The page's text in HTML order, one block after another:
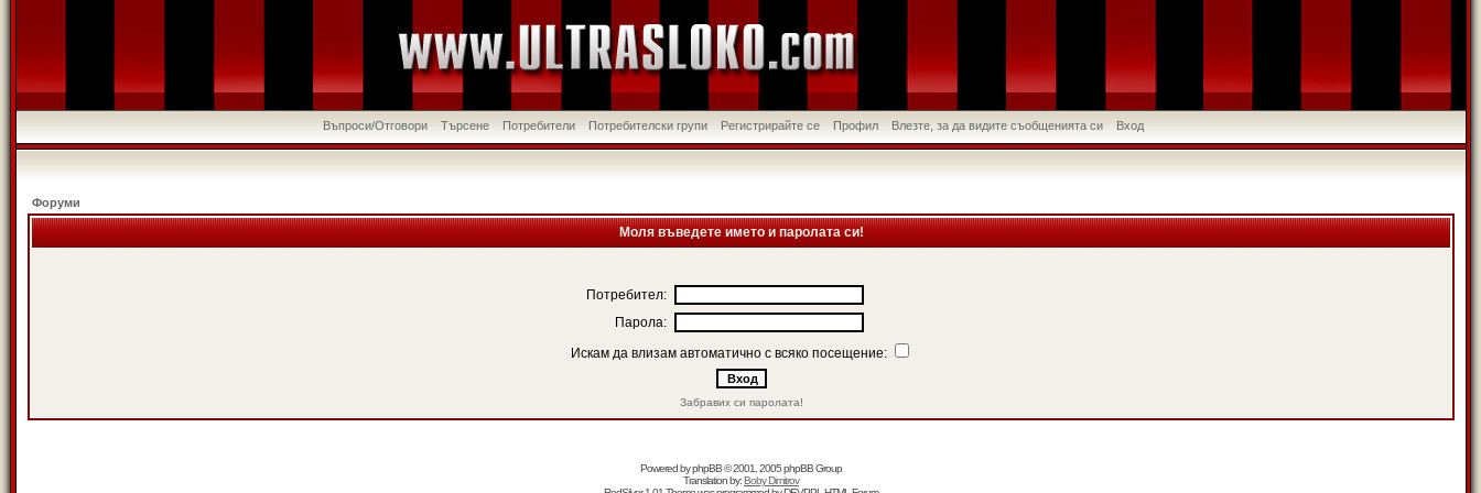
Въпроси/Отговори Търсене Потребители Потребителски групи Регистрирайте се Профил Влезте, за да видите съобщенията си Вход
Форуми
Моля въведете името и паролата си!
Потребител:
Парола:
Искам да влизам автоматично с всяко посещение:
Забравих си паролата!
Powered byphpBB© 2001, 2005 phpBB Group
Translation by:Boby Dimitrov